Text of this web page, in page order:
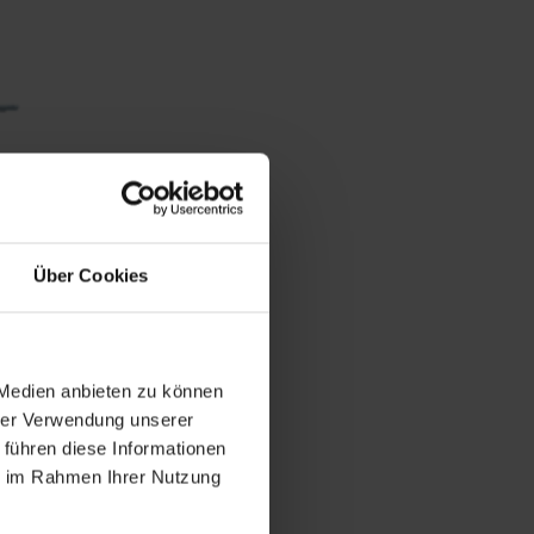
Über Cookies
anbieten zu können
Verwendung unserer
diese Informationen
Rahmen Ihrer Nutzung